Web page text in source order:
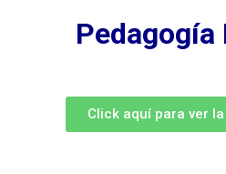
Pedagogía
Click aquí para ver